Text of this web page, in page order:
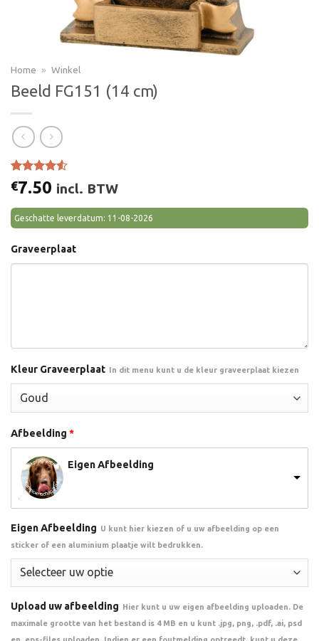
Home » Winkel
Beeld FG151 (14 cm)
Gewaardeerd
4.50op 5
gebaseerd
op
2
klant
waarderingen
€7.50 incl. BTW
Geschatte leverdatum: 11-08-2026
Graveerplaat
Kleur Graveerplaat In dit menu kunt u de kleur graveerplaat kiezen
Afbeelding *
Eigen Afbeelding
Eigen Afbeelding U kunt hier kiezen of u uw afbeelding op een
sticker of een aluminium plaatje wilt bedrukken.
Upload uw afbeelding Hier kunt u uw eigen afbeelding uploaden. De
maximale grootte van het bestand is 4 MB en u kunt .jpg, png, .pdf, .ai, psd